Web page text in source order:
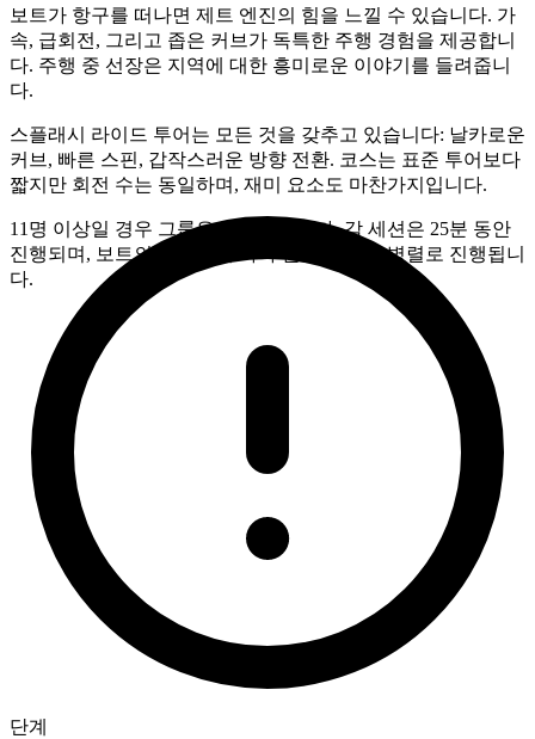
보트가 항구를 떠나면 제트 엔진의 힘을 느낄 수 있습니다. 가
속, 급회전, 그리고 좁은 커브가 독특한 주행 경험을 제공합니
다. 주행 중 선장은 지역에 대한 흥미로운 이야기를 들려줍니
다.
스플래시 라이드 투어는 모든 것을 갖추고 있습니다: 날카로운
커브, 빠른 스핀, 갑작스러운 방향 전환. 코스는 표준 투어보다
짧지만 회전 수는 동일하며, 재미 요소도 마찬가지입니다.
11명 이상일 경우 그룹은 나누어집니다. 각 세션은 25분 동안
진행되며, 보트의 가용성에 따라 순차적 또는 병렬로 진행됩니
다.
단계